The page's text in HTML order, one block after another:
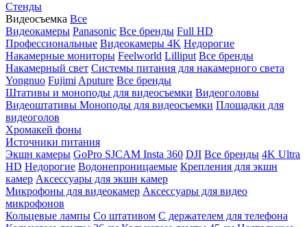
Стенды
Видеосъемка Все
Видеокамеры Panasonic Все бренды Full HD
Профессиональные Видеокамеры 4K Недорогие
Накамерные мониторы Feelworld Lilliput Все бренды
Накамерный свет Системы питания для накамерного света
Yongnuo Fujimi Aputure Все бренды
Штативы и моноподы для видеосъемки Видеоголовы
Видеоштативы Моноподы для видеосъемки Площадки для
видеоголов
Хромакей фоны
Источники питания
Экшн камеры GoPro SJCAM Insta 360 DJI Все бренды 4K Ultra
HD Недорогие Водонепроницаемые Крепления для экшн
камер Аксессуары для экшн камер
Микрофоны для видеокамер Аксессуары для видео
микрофонов
Кольцевые лампы Со штативом C держателем для телефона